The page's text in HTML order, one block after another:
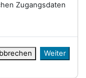
Zugangsdaten
Weiter